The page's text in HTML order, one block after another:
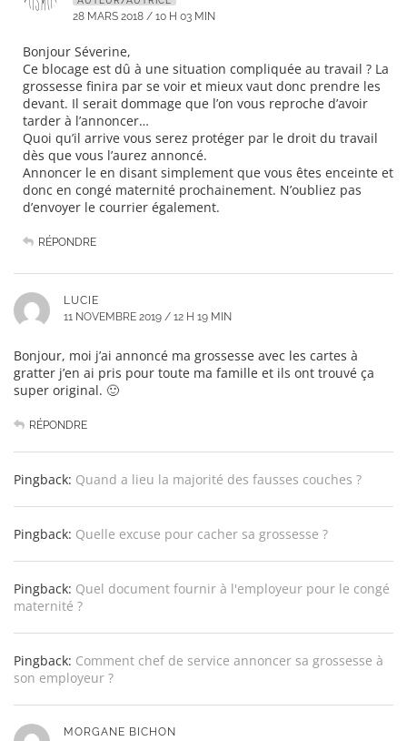
28 MARS 2018 / 10 H 03 MIN
Bonjour Séverine,
Ce blocage est dû à une situation compliquée au travail ? La
grossesse finira par se voir et mieux vaut donc prendre les
devant. Il serait dommage que l’on vous reproche d’avoir
tarder à l’annoncer…
Quoi qu’il arrive vous serez protéger par le droit du travail
dès que vous l’aurez annoncé.
Annoncer le en disant simplement que vous êtes enceinte et
donc en congé maternité prochainement. N’oubliez pas
d’envoyer le courrier également.
RÉPONDRE
LUCIE
11 NOVEMBRE 2019 / 12 H 19 MIN
Bonjour, moi j’ai annoncé ma grossesse avec les cartes à
gratter j’en ai pris pour toute ma famille et ils ont trouvé ça
super original. 🙂
RÉPONDRE
Pingback: Quand a lieu la majorité des fausses couches ?
Pingback: Quelle excuse pour cacher sa grossesse ?
Pingback: Quel document fournir à l'employeur pour le congé
maternité ?
Pingback: Comment chef de service annoncer sa grossesse à
son employeur ?
MORGANE BICHON